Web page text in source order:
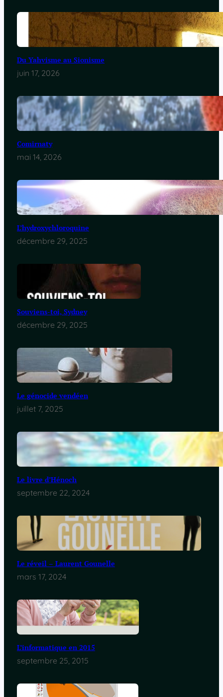
Du Yahvisme au Sionisme
juin 17, 2026
Comirnaty
mai 14, 2026
L’hydroxychloroquine
décembre 29, 2025
Souviens-toi, Sydney
décembre 29, 2025
Le génocide vendéen
juillet 7, 2025
Le livre d’Hénoch
septembre 22, 2024
Le réveil – Laurent Gounelle
mars 17, 2024
L’informatique en 2015
septembre 25, 2015